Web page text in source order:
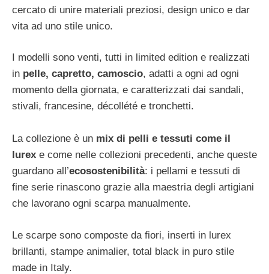
cercato di unire materiali preziosi, design unico e dar
vita ad uno stile unico.
I modelli sono venti, tutti in limited edition e realizzati
in pelle, capretto, camoscio, adatti a ogni ad ogni
momento della giornata, e caratterizzati dai sandali,
stivali, francesine, décollété e tronchetti.
La collezione è un mix di pelli e tessuti come il
lurex e come nelle collezioni precedenti, anche queste
guardano all’ecosostenibilità: i pellami e tessuti di
fine serie rinascono grazie alla maestria degli artigiani
che lavorano ogni scarpa manualmente.
Le scarpe sono composte da fiori, inserti in lurex
brillanti, stampe animalier, total black in puro stile
made in Italy.